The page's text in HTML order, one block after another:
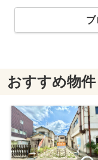
ブ
おすすめ物件